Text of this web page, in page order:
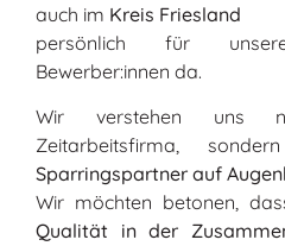
auch im Kreis Friesland
persönlich für
Bewerber:innen da.
Wir verstehen uns
Zeitarbeitsfirma,
Sparringspartner auf
Wir möchten betonen,
Qualität in der